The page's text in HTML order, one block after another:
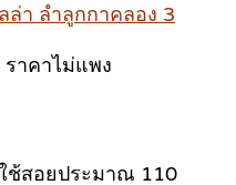
ล่า ลำลูกกาคลอง 3
าคาไม่แพง
ช้สอยประมาณ 110